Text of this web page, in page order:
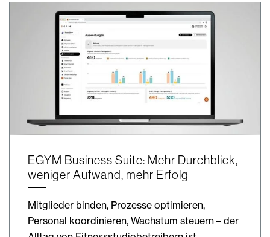
EGYM Business Suite: Mehr Durchblick,
weniger Aufwand, mehr Erfolg
Mitglieder binden, Prozesse optimieren,
Personal koordinieren, Wachstum steuern – der